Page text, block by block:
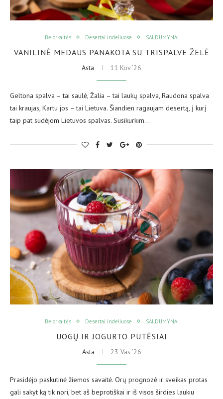
Be orkaitės Desertai indeliuose SALDUMYNAI
VANILINĖ MEDAUS PANAKOTA SU TRISPALVE ŽELĖ
Asta 11 Kov ’26
Geltona spalva – tai saulė, Žalia – tai laukų spalva, Raudona spalva
tai kraujas, Kartu jos – tai Lietuva. Šiandien ragaujam desertą, į kurį
taip pat sudėjom Lietuvos spalvas. Susikurkim…
Be orkaitės Desertai indeliuose SALDUMYNAI
UOGŲ IR JOGURTO PUTĖSIAI
Asta 23 Vas ’26
Prasidėjo paskutinė žiemos savaitė. Orų prognozė ir sveikas protas
gali sakyt ką tik nori, bet aš beprotiškai ir iš visos širdies laukiu